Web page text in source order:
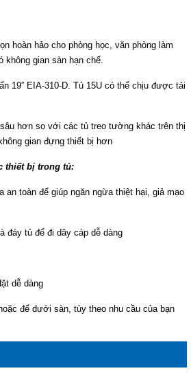
hoàn hảo cho phòng học, văn phòng làm
gian sàn hạn chế.
19” EIA-310-D. Tủ 15U có thể chịu được tải
hơn so với các tủ treo tường khác trên thị
gian đựng thiết bị hơn
thiết bị trong tủ:
toàn để giúp ngăn ngừa thiệt hại, giả mạo
tủ để đi dây cáp dễ dàng
dễ dàng
để dưới sàn, tùy theo nhu cầu của bạn